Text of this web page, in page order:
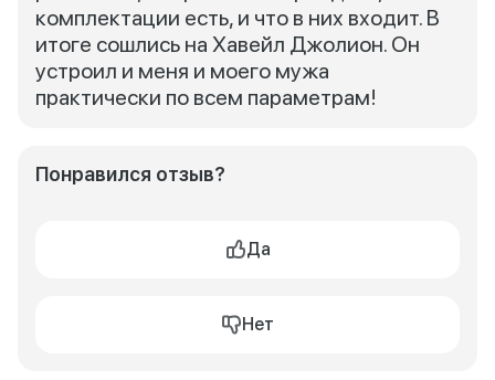
комплектации есть, и что в них входит. В
итоге сошлись на Хавейл Джолион. Он
устроил и меня и моего мужа
практически по всем параметрам!
Понравился отзыв?
Да
Нет